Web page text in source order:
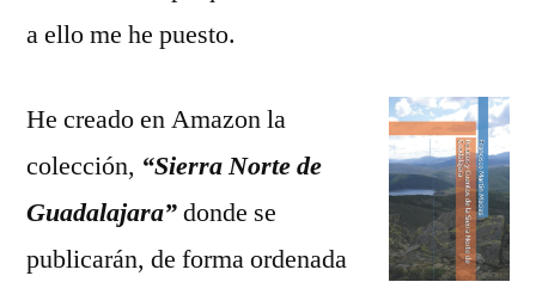
a ello me he puesto.
He creado en Amazon la
colección, “Sierra Norte de
Guadalajara”donde se
publicarán, de forma ordenada